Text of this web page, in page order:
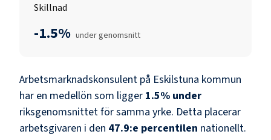
Skillnad
-1.5% under genomsnitt
Arbetsmarknadskonsulent på Eskilstuna kommun
har en medellön som ligger 1.5% under
riksgenomsnittet för samma yrke. Detta placerar
arbetsgivaren i den 47.9:e percentilen nationellt.